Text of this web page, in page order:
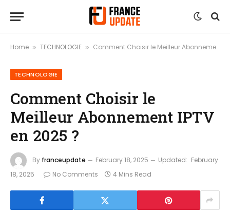
Home » TECHNOLOGIE » Comment Choisir le Meilleur Abonnement IPTV en 2025 ?
TECHNOLOGIE
Comment Choisir le
Meilleur Abonnement IPTV
en 2025 ?
By franceupdate February 18, 2025 Updated: February
18, 2025
No Comments 4 Mins Read